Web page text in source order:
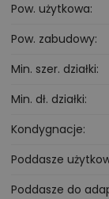
Pow. użytkowa
Pow. zabudowy
Min. szer. działki
Min. dł. działki
Kondygnacje
Poddasze
Poddasze do